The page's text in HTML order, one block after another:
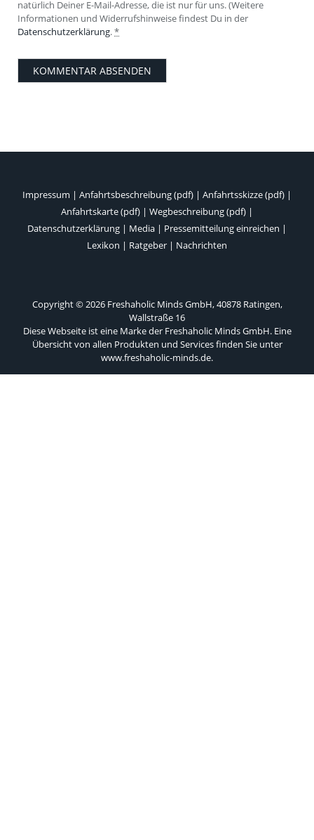
natürlich Deiner E-Mail-Adresse, die ist nur für uns. (Weitere
Informationen und Widerrufshinweise findest Du in der
Datenschutzerklärung.*
Impressum | Anfahrtsbeschreibung (pdf) | Anfahrtsskizze (pdf) |
Anfahrtskarte (pdf) | Wegbeschreibung (pdf) |
Datenschutzerklärung | Media | Pressemitteilung einreichen |
Lexikon | Ratgeber | Nachrichten
Copyright © 2026 Freshaholic Minds GmbH, 40878 Ratingen,
Wallstraße 16
Diese Webseite ist eine Marke der Freshaholic Minds GmbH. Eine
Übersicht von allen Produkten und Services finden Sie unter
www.freshaholic-minds.de.